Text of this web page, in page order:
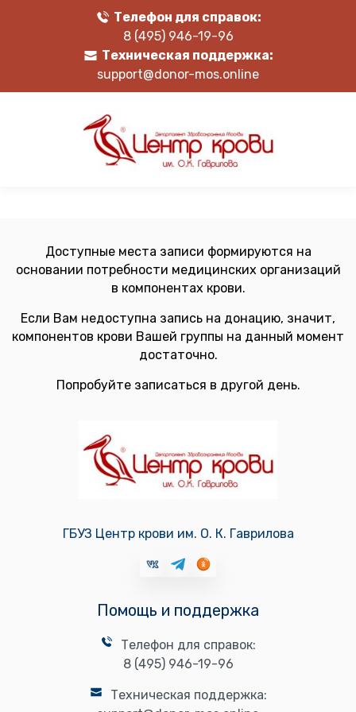
Телефон для справок:
8 (495) 946-19-96
Техническая поддержка:
support@donor-mos.online
Доступные места записи формируются на
основании потребности медицинских организаций
в компонентах крови.
Если Вам недоступна запись на донацию, значит,
компонентов крови Вашей группы на данный момент
достаточно.
Попробуйте записаться в другой день.
ГБУЗ Центр крови им. О. К. Гаврилова
Помощь и поддержка
Телефон для справок:
8 (495) 946-19-96
Техническая поддержка: